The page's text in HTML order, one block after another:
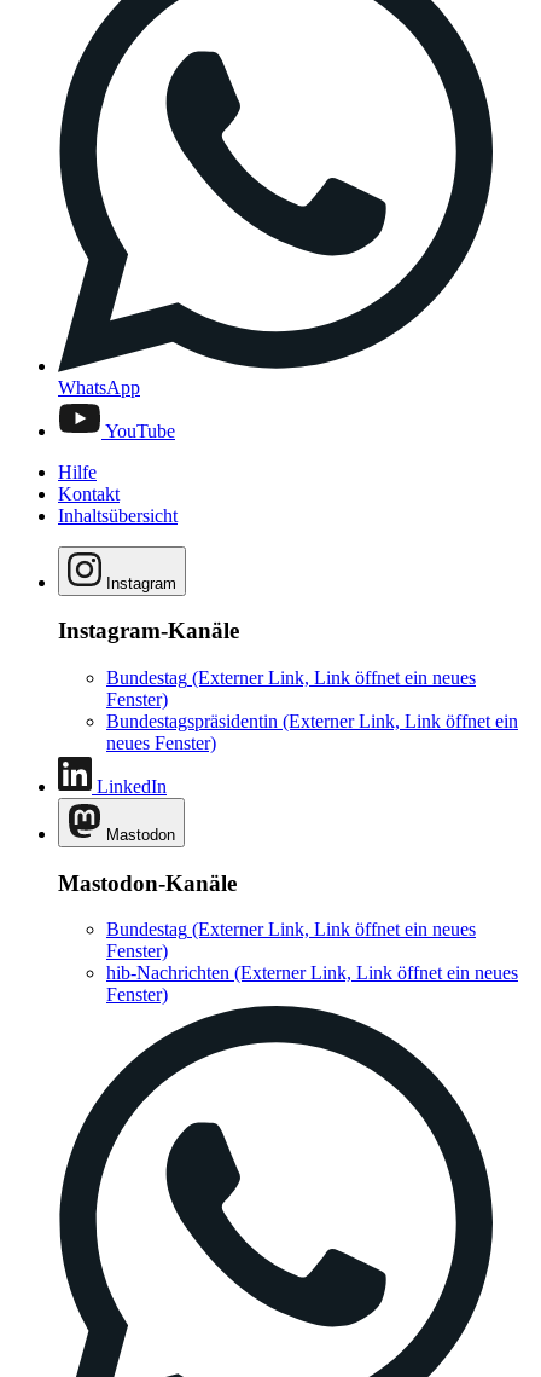
WhatsApp
YouTube
Hilfe
Kontakt
Inhaltsübersicht
Instagram
Instagram-Kanäle
Bundestag (Externer Link, Link öffnet ein neues
Fenster)
Bundestagspräsidentin (Externer Link, Link öffnet ein
neues Fenster)
LinkedIn
Mastodon
Mastodon-Kanäle
Bundestag (Externer Link, Link öffnet ein neues
Fenster)
hib-Nachrichten (Externer Link, Link öffnet ein neues
Fenster)